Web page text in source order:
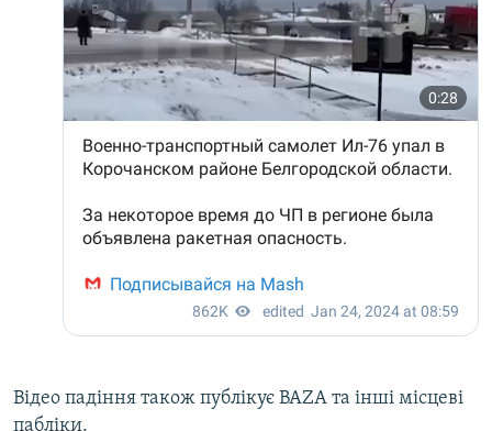
Відео падіння також публікує BAZA та інші місцеві
пабліки.